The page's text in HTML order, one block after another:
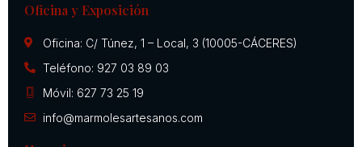
Oficina y Exposición
Oficina: C/ Túnez, 1 – Local, 3 (10005-CÁCERES)
Teléfono: 927 03 89 03
Móvil: 627 73 25 19
info@marmolesartesanos.com